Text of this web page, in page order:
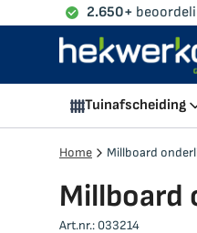
2.650+
Tuinafscheiding
Home Millboard
Millboard
Art.nr.: 033214